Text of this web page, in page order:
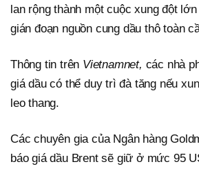
lan rộng thành một cuộc xung đột
gián đoạn nguồn cung dầu thô toàn
Thông tin trên Vietnamnet, các nhà
giá dầu có thể duy trì đà tăng nếu
leo thang.
Các chuyên gia của Ngân hàng
báo giá dầu Brent sẽ giữ ở mức 95